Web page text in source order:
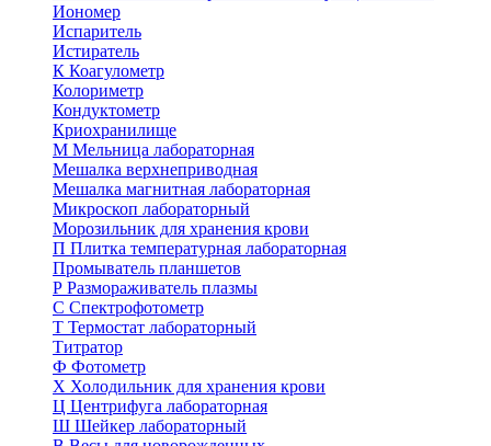
Иономер
Испаритель
Истиратель
К Коагулометр
Колориметр
Кондуктометр
Криохранилище
М Мельница лабораторная
Мешалка верхнеприводная
Мешалка магнитная лабораторная
Микроскоп лабораторный
Морозильник для хранения крови
П Плитка температурная лабораторная
Промыватель планшетов
Р Размораживатель плазмы
С Спектрофотометр
Т Термостат лабораторный
Титратор
Ф Фотометр
Х Холодильник для хранения крови
Ц Центрифуга лабораторная
Ш Шейкер лабораторный